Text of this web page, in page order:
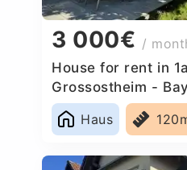
3 000€ /
House for rent in
Grossostheim -
Haus